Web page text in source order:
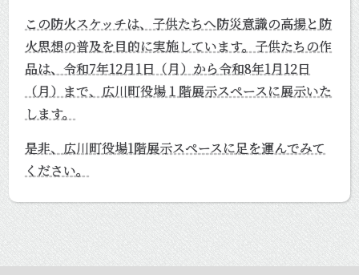
この防火スケッチは、子供たちへ防災意識の高揚と防
火思想の普及を目的に実施しています。子供たちの作
品は、令和7年12月1日（月）から令和8年1月12日
（月）まで、広川町役場１階展示スペースに展示いた
します。
是非、広川町役場1階展示スペースに足を運んでみて
ください。